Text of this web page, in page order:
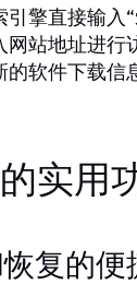
引擎直接输入
站地址进行
的软件下载信
实用
复的便